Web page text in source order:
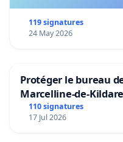
119 signatures
24 May 2026
Protéger le bureau
Marcelline-de-Kildare
110 signatures
17 Jul 2026